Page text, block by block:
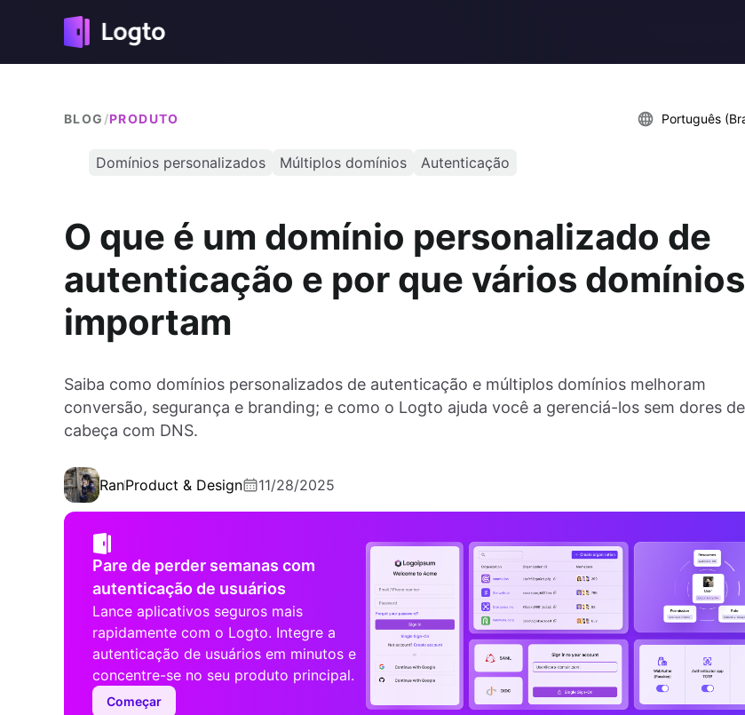
BLOG /PRODUTO Português
Domínios personalizados Múltiplos domínios Autenticação
O que é um domínio personalizado de
autenticação e por que vários domínios
importam
Saiba como domínios personalizados de autenticação e múltiplos domínios melhoram
conversão, segurança e branding; e como o Logto ajuda você a gerenciá-los sem dores de
cabeça com DNS.
RanProduct & Design 11/28/2025
Pare de perder semanas com
autenticação de usuários
Lance aplicativos seguros mais
rapidamente com o Logto. Integre a
autenticação de usuários em minutos e
concentre-se no seu produto principal.
Começar